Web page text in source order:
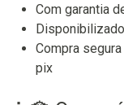
Com garantia
Compra
pix